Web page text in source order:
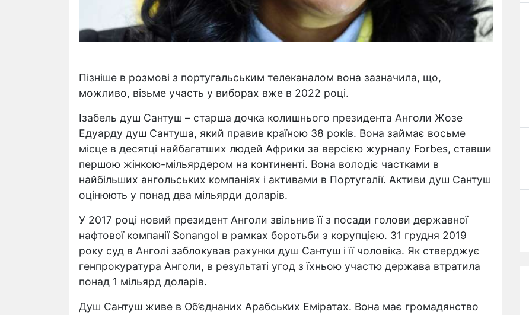
Пізніше в розмові з португальським телеканалом вона зазначила, що,
можливо, візьме участь у виборах вже в 2022 році.
Ізабель душ Сантуш – старша дочка колишнього президента Анголи Жозе
Едуарду душ Сантуша, який правив країною 38 років. Вона займає восьме
місце в десятці найбагатших людей Африки за версією журналу Forbes, ставши
першою жінкою-мільярдером на континенті. Вона володіє частками в
найбільших ангольських компаніях і активами в Португалії. Активи душ Сантуш
оцінюють у понад два мільярди доларів.
У 2017 році новий президент Анголи звільнив її з посади голови державної
нафтової компанії Sonangol в рамках боротьби з корупцією. 31 грудня 2019
року суд в Анголі заблокував рахунки душ Сантуш і її чоловіка. Як стверджує
генпрокуратура Анголи, в результаті угод з їхньою участю держава втратила
понад 1 мільярд доларів.
Душ Сантуш живе в Об’єднаних Арабських Еміратах. Вона має громадянство